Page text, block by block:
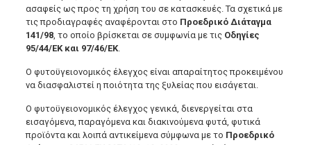
ασαφείς ως προς τη χρήση του σε κατασκευές. Τα σχετικά με
τις προδιαγραφές αναφέρονται στο Προεδρικό Διάταγμα
141/98, το οποίο βρίσκεται σε συμφωνία με τις Οδηγίες
95/44/ΕΚ και 97/46/ΕΚ.
Ο φυτοϋγειονομικός έλεγχος είναι απαραίτητος προκειμένου
να διασφαλιστεί η ποιότητα της ξυλείας που εισάγεται.
Ο φυτοϋγειονομικός έλεγχος γενικά, διενεργείται στα
εισαγόμενα, παραγόμενα και διακινούμενα φυτά, φυτικά
προϊόντα και λοιπά αντικείμενα σύμφωνα με το Προεδρικό